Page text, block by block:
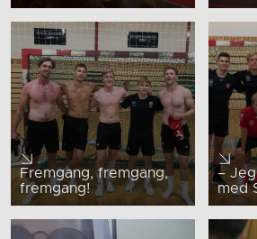
Fremgang, fremgang,
fremgang!
–
med